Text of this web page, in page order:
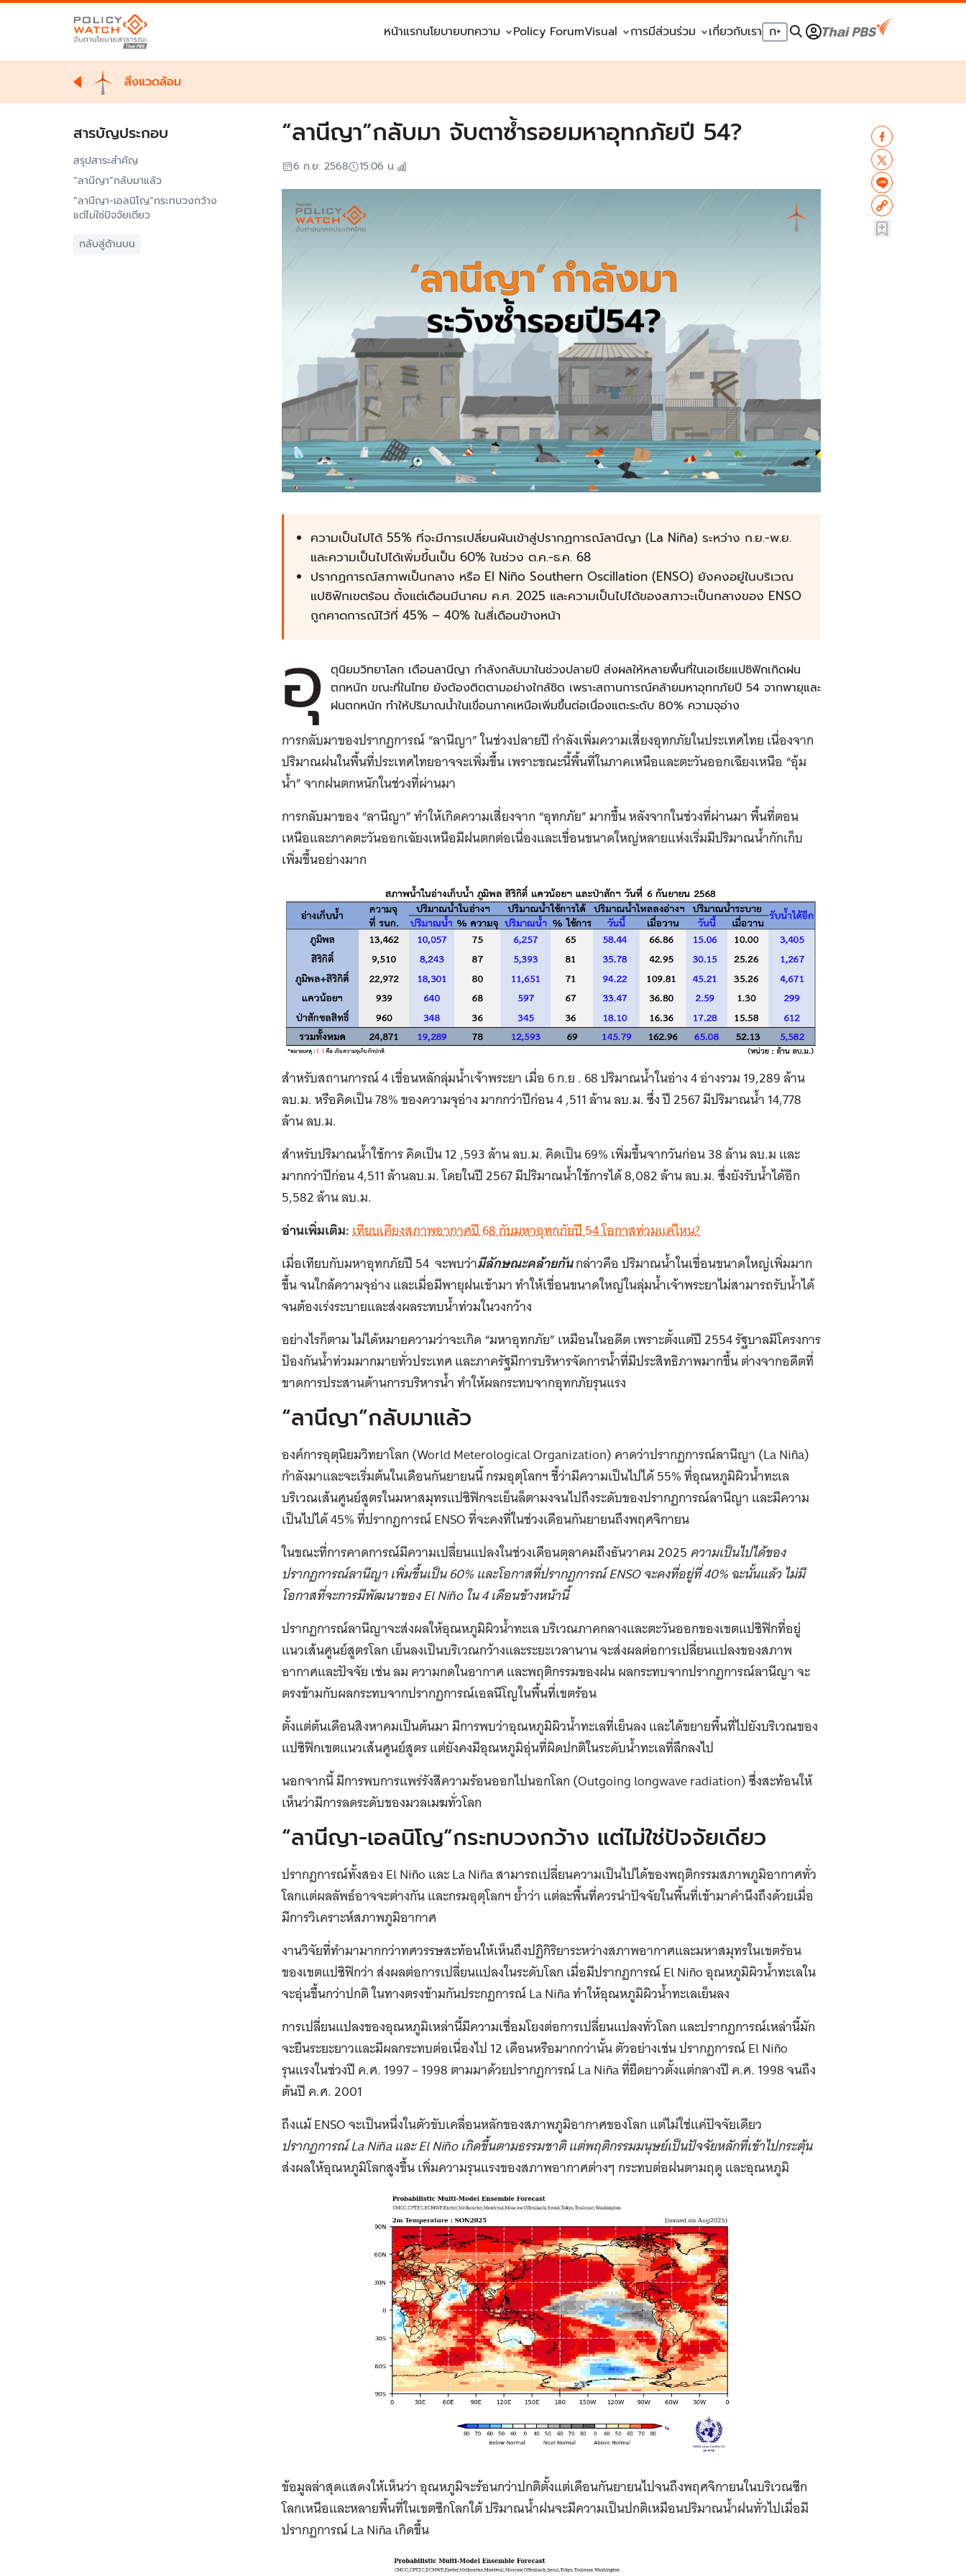
หน้าแรกนโยบายบทความ Policy ForumVisual การมีส่วนร่วม เกี่ยวกับเรา ก+
สิ่งแวดล้อม
สารบัญประกอบ
สรุปสาระสำคัญ
“ลานีญา”กลับมาแล้ว
“ลานีญา-เอลนิโญ”กระทบวงกว้าง
แต่ไม่ใช่ปัจจัยเดียว
กลับสู่ด้านบน
“ลานีญา”กลับมา จับตาซ้ำรอยมหาอุทกภัยปี 54?
6 ก.ย. 2568 15:06 น.
ความเป็นไปได้ 55% ที่จะมีการเปลี่ยนผันเข้าสู่ปรากฏการณ์ลานีญา (La Niña) ระหว่าง ก.ย.-พ.ย.
และความเป็นไปได้เพิ่มขึ้นเป็น 60% ในช่วง ต.ค.-ธ.ค. 68
ปรากฏการณ์สภาพเป็นกลาง หรือ El Niño Southern Oscillation (ENSO) ยังคงอยู่ในบริเวณ
แปซิฟิกเขตร้อน ตั้งแต่เดือนมีนาคม ค.ศ. 2025 และความเป็นไปได้ของสภาวะเป็นกลางของ ENSO
ถูกคาดการณ์ไว้ที่ 45% – 40% ในสี่เดือนข้างหน้า
อุ ตุนิยมวิทยาโลก เตือนลานีญา กำลังกลับมาในช่วงปลายปี ส่งผลให้หลายพื้นที่ในเอเชียแปซิฟิกเกิดฝน
ตกหนัก ขณะที่ในไทย ยังต้องติดตามอย่างใกล้ชิด เพราะสถานการณ์คล้ายมหาอุทกภัยปี 54 จากพายุและ
ฝนตกหนัก ทำให้ปริมาณน้ำในเขื่อนภาคเหนือเพิ่มขึ้นต่อเนื่องแตะระดับ 80% ความจุอ่าง
การกลับมาของปรากฏการณ์ “ลานีญา” ในช่วงปลายปี กำลังเพิ่มความเสี่ยงอุทกภัยในประเทศไทย เนื่องจาก
ปริมาณฝนในพื้นที่ประเทศไทยอาจจะเพิ่มขึ้น เพราะขณะนี้พื้นที่ในภาคเหนือและตะวันออกเฉียงเหนือ “อุ้ม
น้ำ” จากฝนตกหนักในช่วงที่ผ่านมา
การกลับมาของ “ลานีญา” ทำให้เกิดความเสี่ยงจาก “อุทกภัย” มากขึ้น หลังจากในช่วงที่ผ่านมา พื้นที่ตอน
เหนือและภาคตะวันออกเฉัยงเหนือมีฝนตกต่อเนื่องและเขื่อนขนาดใหญ่หลายแห่งเริ่มมีปริมาณน้ำกักเก็บ
เพิ่มขึ้นอย่างมาก
สำหรับสถานการณ์ 4 เขื่อนหลักลุ่มน้ำเจ้าพระยา เมื่อ 6 ก.ย . 68 ปริมาณน้ำในอ่าง 4 อ่างรวม 19,289 ล้าน
ลบ.ม. หรือคิดเป็น 78% ของความจุอ่าง มากกว่าปีก่อน 4 ,511 ล้าน ลบ.ม. ซึ่ง ปี 2567 มีปริมาณน้ำ 14,778
ล้าน ลบ.ม.
สำหรับปริมาณน้ำใช้การ คิดเป็น 12 ,593 ล้าน ลบ.ม. คิดเป็น 69% เพิ่มขึ้นจากวันก่อน 38 ล้าน ลบ.ม และ
มากกว่าปีก่อน 4,511 ล้านลบ.ม. โดยในปี 2567 มีปริมาณน้ำใช้การได้ 8,082 ล้าน ลบ.ม. ซึ่งยังรับน้ำได้อีก
5,582 ล้าน ลบ.ม.
อ่านเพิ่มเติม:เทียบเคียงสภาพอากาศปี 68 กับมหาอุทกภัยปี 54 โอกาสท่วมแค่ไหน?
เมื่อเทียบกับมหาอุทกภัยปี 54 จะพบว่ามีลักษณะคล้ายกันกล่าวคือ ปริมาณน้ำในเขื่อนขนาดใหญ่เพิ่มมาก
ขึ้น จนใกล้ความจุอ่าง และเมื่อมีพายุฝนเข้ามา ทำให้เขื่อนขนาดใหญ่ในลุ่มน้ำเจ้าพระยาไม่สามารถรับน้ำได้
จนต้องเร่งระบายและส่งผลระทบน้ำท่วมในวงกว้าง
อย่างไรก็ตาม ไม่ได้หมายความว่าจะเกิด “มหาอุทกภัย” เหมือนในอดีต เพราะตั้งแต่ปี 2554 รัฐบาลมีโครงการ
ป้องกันน้ำท่วมมากมายทั่วประเทศ และภาครัฐมีการบริหารจัดการน้ำที่มีประสิทธิภาพมากขึ้น ต่างจากอดีตที่
ขาดการประสานด้านการบริหารน้ำ ทำให้ผลกระทบจากอุทกภัยรุนแรง
“ลานีญา”กลับมาแล้ว
องค์การอุตุนิยมวิทยาโลก (World Meterological Organization) คาดว่าปรากฏการณ์ลานีญา (La Niña)
กำลังมาและจะเริ่มต้นในเดือนกันยายนนี้ กรมอุตุโลกฯ ชี้ว่ามีความเป็นไปได้ 55% ที่อุณหภูมิผิวน้ำทะเล
บริเวณเส้นศูนย์สูตรในมหาสมุทรแปซิฟิกจะเย็นล็ตามงจนไปถึงระดับของปรากฏการณ์ลานีญา และมีความ
เป็นไปได้ 45% ที่ปรากฏการณ์ ENSO ที่จะคงที่ในช่วงเดือนกันยายนถึงพฤศจิกายน
ในขณะที่การคาดการณ์มีความเปลี่ยนแปลงในช่วงเดือนตุลาคมถึงธันวาคม 2025ความเป็นไปได้ของ
ปรากฏการณ์ลานีญาเพิ่มขึ้นเป็น60%และโอกาสที่ปรากฏการณ์ENSOจะคงที่อยู่ที่40% ฉะนั้นแล้วไม่มี
โอกาสที่จะการมีพัฒนาของEl Niño ใน 4 เดือนข้างหน้านี้
ปรากฏการณ์ลานีญาจะส่งผลให้อุณหภูมิผิวน้ำทะเล บริเวณภาคกลางและตะวันออกของเขตแปซิฟิกที่อยู่
แนวเส้นศูนย์สูตรโลก เย็นลงเป็นบริเวณกว้างและระยะเวลานาน จะส่งผลต่อการเปลี่ยนแปลงของสภาพ
อากาศและปัจจัย เช่น ลม ความกดในอากาศ และพฤติกรรมของฝน ผลกระทบจากปรากฏการณ์ลานีญา จะ
ตรงข้ามกับผลกระทบจากปรากฏการณ์เอลนีโญในพื้นที่เขตร้อน
ตั้งแต่ต้นเดือนสิงหาคมเป็นต้นมา มีการพบว่าอุณหภูมิผิวน้ำทะเลที่เย็นลง และได้ขยายพื้นที่ไปยังบริเวณของ
แปซิฟิกเขตแนวเส้นศูนย์สูตร แต่ยังคงมีอุณหภูมิอุ่นที่ผิดปกติในระดับน้ำทะเลที่ลึกลงไป
นอกจากนี้ มีการพบการแพร่รังสีความร้อนออกไปนอกโลก (Outgoing longwave radiation) ซึ่งสะท้อนให้
เห็นว่ามีการลดระดับของมวลเมฆทั่วโลก
“ลานีญา-เอลนิโญ”กระทบวงกว้าง แต่ไม่ใช่ปัจจัยเดียว
ปรากฏการณ์ทั้งสอง El Niño และ La Niña สามารถเปลี่ยนความเป็นไปได้ของพฤติกรรมสภาพภูมิอากาศทั่ว
โลกแต่ผลลัพธ์อาจจะต่างกัน และกรมอุตุโลกฯ ย้ำว่า แต่ละพื้นที่ควรนำปัจจัยในพื้นที่เข้ามาคำนึงถึงด้วยเมื่อ
มีการวิเคราะห์สภาพภูมิอากาศ
งานวิจัยที่ทำมามากกว่าทศวรรษสะท้อนให้เห็นถึงปฏิกิริยาระหว่างสภาพอากาศและมหาสมุทรในเขตร้อน
ของเขตแปซิฟิกว่า ส่งผลต่อการเปลี่ยนแปลงในระดับโลก เมื่อมีปรากฏการณ์ El Niño อุณหภูมิผิวน้ำทะเลใน
จะอุ่นขึ้นกว่าปกติ ในทางตรงข้ามกันประกฏการณ์ La Niña ทำให้อุณหภูมิผิวน้ำทะเลเย็นลง
การเปลี่ยนแปลงของอุณหภูมิเหล่านี้มีความเชื่อมโยงต่อการเปลี่ยนแปลงทั่วโลก และปรากฏการณ์เหล่านี้มัก
จะยืนระยะยาวและมีผลกระทบต่อเนื่องไป 12 เดือนหรือมากกว่านั้น ตัวอย่างเช่น ปรากฏการณ์ El Niño
รุนแรงในช่วงปี ค.ศ. 1997 – 1998 ตามมาด้วยปรากฏการณ์ La Niña ที่ยืดยาวตั้งแต่กลางปี ค.ศ. 1998 จนถึง
ต้นปี ค.ศ. 2001
ถึงแม้ ENSO จะเป็นหนึ่งในตัวขับเคลื่อนหลักของสภาพภูมิอากาศของโลก แต่ไม่ใช่แค่ปัจจัยเดียว
ปรากฏการณ์ La Niña และ El Niño เกิดขึ้นตามธรรมชาติ แต่พฤติกรรมมนุษย์เป็นปัจจัยหลักที่เข้าไปกระตุ้น
ส่งผลให้อุณหภูมิโลกสูงขึ้น เพิ่มความรุนแรงของสภาพอากาศต่างๆ กระทบต่อฝนตามฤดู และอุณหภูมิ
ข้อมูลล่าสุดแสดงให้เห็นว่า อุณหภูมิจะร้อนกว่าปกติตั้งแต่เดือนกันยายนไปจนถึงพฤศจิกายนในบริเวณซีก
โลกเหนือและหลายพื้นที่ในเขตซีกโลกใต้ ปริมาณน้ำฝนจะมีความเป็นปกติเหมือนปริมาณน้ำฝนทั่วไปเมื่อมี
ปรากฏการณ์ La Niña เกิดขึ้น